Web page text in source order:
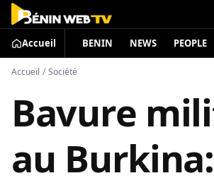
Accueil BENIN NEWS PEOPLE
Accueil / Société
Bavure
au